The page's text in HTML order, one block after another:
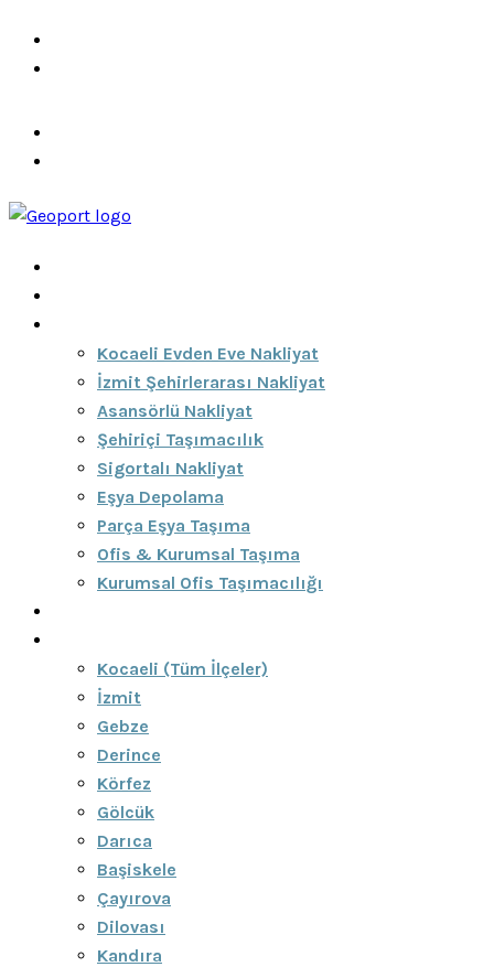
Kocaeli Evden Eve Nakliyat
İzmit Şehirlerarası Nakliyat
Asansörlü Nakliyat
Şehiriçi Taşımacılık
Sigortalı Nakliyat
Eşya Depolama
Parça Eşya Taşıma
Ofis & Kurumsal Taşıma
Kurumsal Ofis Taşımacılığı
Kocaeli (Tüm İlçeler)
İzmit
Gebze
Derince
Körfez
Gölcük
Darıca
Başiskele
Çayırova
Dilovası
Kandıra